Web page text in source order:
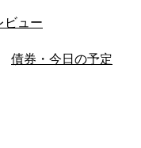
ビュー
債券・今日の予定